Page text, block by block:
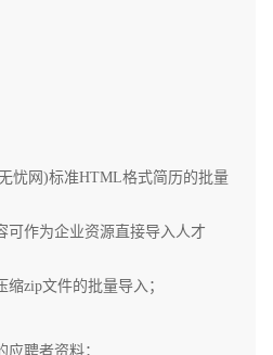
忧网)标准HTML格式简历的批量
可作为企业资源直接导入人才
zip文件的批量导入；
聘者资料；